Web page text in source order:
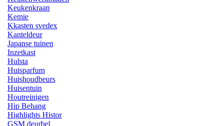
Keukenkraan
Kemie
Kkasten svedex
Kanteldeur
Japanse tuinen
Inzetkast
Hulsta
Huisparfum
Huishoudbeurs
Huisentuin
Houtreinigen
Hip Behang
Highlights Histor
GSM deurbel